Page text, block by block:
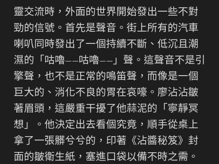
靈交流時，外面的世界開始發出一些不對
勁的信號。首先是聲音。街上所有的汽車
喇叭同時發出了一個持續不斷、低沉且潮
濕的「咕嚕——咕嚕——」聲。這聲音不是引
擎聲，也不是正常的鳴笛聲，而像是一個
巨大的、消化不良的胃在哀嚎。廖沾沾皺
著眉頭，這嚴重干擾了他蒜泥的「寧靜冥
想」。他決定出去看個究竟，順手從桌上
拿了一張髒兮兮的，印著《沾醬秘笈》封
面的皺衛生紙，塞進口袋以備不時之需。